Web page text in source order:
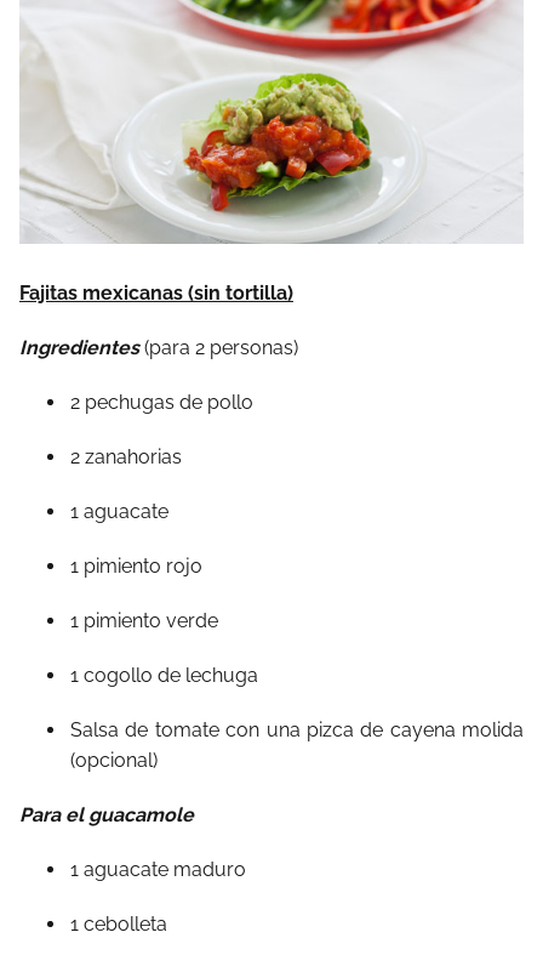
Fajitas mexicanas (sin tortilla)
Ingredientes(para 2 personas)
2 pechugas de pollo
2 zanahorias
1 aguacate
1 pimiento rojo
1 pimiento verde
1 cogollo de lechuga
Salsa de tomate con una pizca de cayena molida
(opcional)
Para el guacamole
1 aguacate maduro
1 cebolleta